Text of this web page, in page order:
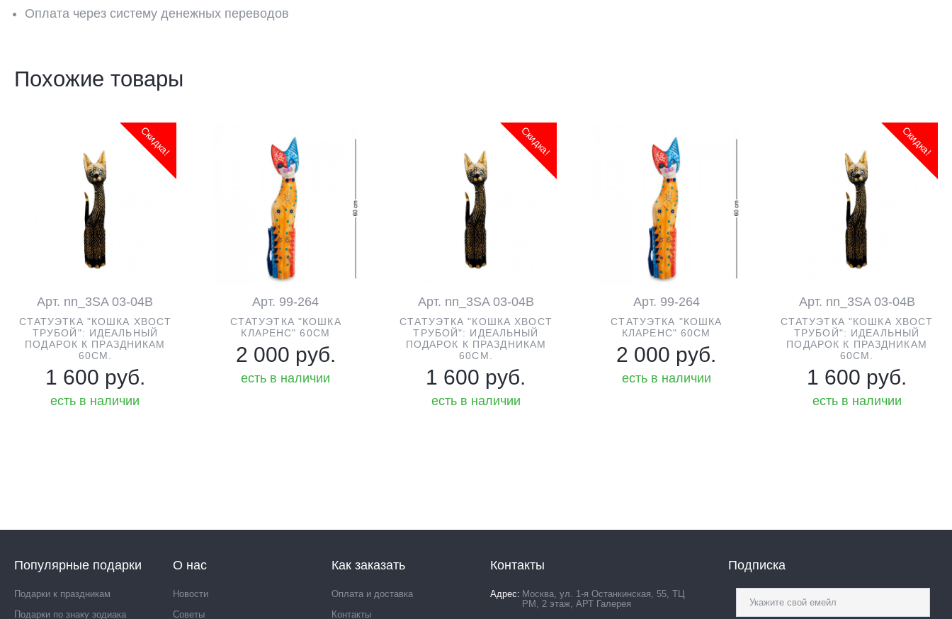
Оплата через систему денежных переводов
Похожие товары
Арт. nn_3SA 03-04B
СТАТУЭТКА "КОШКА ХВОСТ
ТРУБОЙ": ИДЕАЛЬНЫЙ
ПОДАРОК К ПРАЗДНИКАМ
60СМ.
1 600 руб.
есть в наличии
Скидка!
Арт. 99-264
СТАТУЭТКА "КОШКА
КЛАРЕНС" 60СМ
2 000 руб.
есть в наличии
Арт. nn_3SA 03-04B
СТАТУЭТКА "КОШКА ХВОСТ
ТРУБОЙ": ИДЕАЛЬНЫЙ
ПОДАРОК К ПРАЗДНИКАМ
60СМ.
1 600 руб.
есть в наличии
Скидка!
Арт. 99-264
СТАТУЭТКА "КОШКА
КЛАРЕНС" 60СМ
2 000 руб.
есть в наличии
Арт. nn_3SA 03-04B
СТАТУЭТКА "КОШКА ХВОСТ
ТРУБОЙ": ИДЕАЛЬНЫЙ
ПОДАРОК К ПРАЗДНИКАМ
60СМ.
1 600 руб.
есть в наличии
Скидка!
Популярные подарки
Подарки к праздникам
Подарки по знаку зодиака
О нас
Новости
Советы
Как заказать
Оплата и доставка
Контакты
Контакты
Адрес
Москва, ул. 1-я Останкинская, 55, ТЦ
РМ, 2 этаж, АРТ Галерея
Подписка